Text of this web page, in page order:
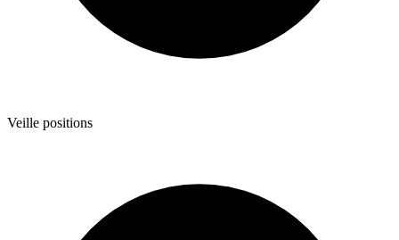
Veille positions